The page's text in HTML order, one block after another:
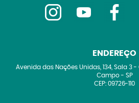
ENDEREÇO
Avenida das Nações Unidas, 134, Sala 3-
Campo- SP
CEP: 09726-110